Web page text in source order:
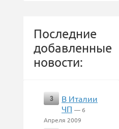
Последние
добавленные
новости:
3
В Италии
ЧП — 6
Апреля 2009